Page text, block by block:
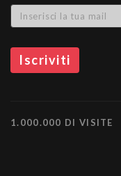
1.000.000 DI VISITE